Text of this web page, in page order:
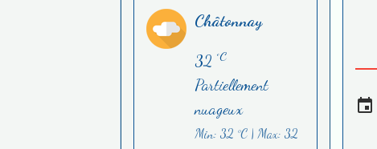
Châtonnay
32 °C
Partiellement
nuageux
Min: 32 °C | Max: 32